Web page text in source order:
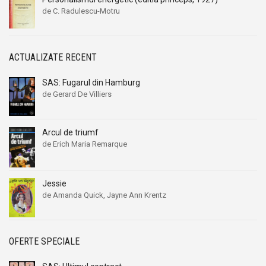
Ana Maria Marin
Anatoli Ribakov
Anca Dan
Andocide
Andre Castelot
Andre Clot
Andre Felibien
Andre Leroi-Gourhan
Andre Malraux
Andre Miquel
Andre Theuriet
Ana Maria Marin
Anatoli Ribakov
Anca Dan
Andocide
Andre Castelot
Andre Clot
Andre Felibien
Andre Leroi-Gourhan
Andre Malraux
Andre Miquel
Andre Theuriet
de C. Radulescu-Motru
ACTUALIZATE RECENT
SAS: Fugarul din Hamburg
de Gerard De Villiers
Arcul de triumf
de Erich Maria Remarque
Jessie
de Amanda Quick, Jayne Ann Krentz
OFERTE SPECIALE